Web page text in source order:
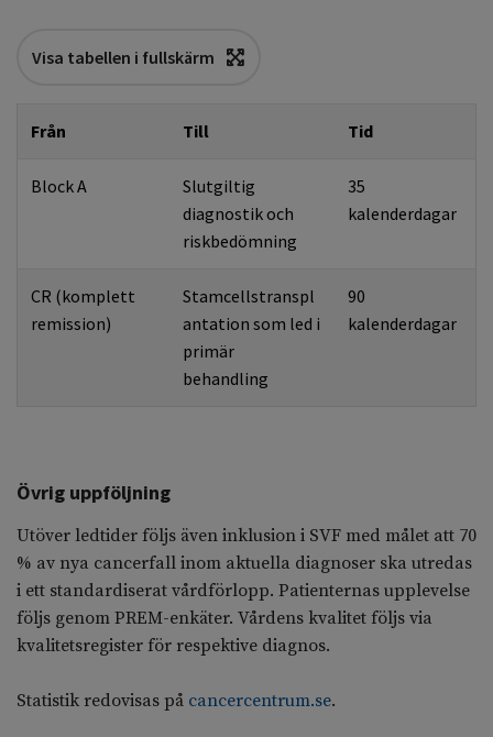
Visa tabellen i fullskärm
Från Till Tid
Block A
Slutgiltig
diagnostik och
riskbedömning
35
kalenderdagar
CR (komplett
remission)
Stamcellstranspl
antation som led i
primär
behandling
90
kalenderdagar
Övrig uppföljning
Utöver ledtider följs även inklusion i SVF med målet att 70
% av nya cancerfall inom aktuella diagnoser ska utredas
i ett standardiserat vårdförlopp. Patienternas upplevelse
följs genom PREM-enkäter. Vårdens kvalitet följs via
kvalitetsregister för respektive diagnos.
Statistik redovisas på cancercentrum.se.